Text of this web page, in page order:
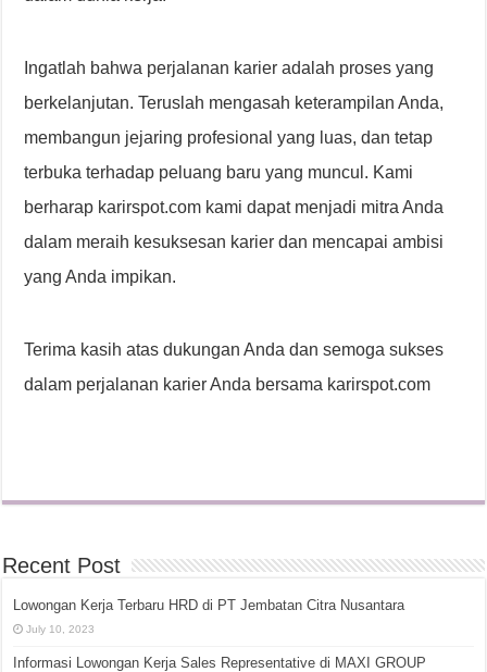
Ingatlah bahwa perjalanan karier adalah proses yang
berkelanjutan. Teruslah mengasah keterampilan Anda,
membangun jejaring profesional yang luas, dan tetap
terbuka terhadap peluang baru yang muncul. Kami
berharap karirspot.com kami dapat menjadi mitra Anda
dalam meraih kesuksesan karier dan mencapai ambisi
yang Anda impikan.
Terima kasih atas dukungan Anda dan semoga sukses
dalam perjalanan karier Anda bersama karirspot.com
Recent Post
Lowongan Kerja Terbaru HRD di PT Jembatan Citra Nusantara
July 10, 2023
Informasi Lowongan Kerja Sales Representative di MAXI GROUP